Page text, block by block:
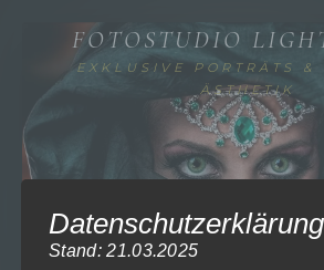
springen
Light-Style - Professionelle
authentisch, kreativ,
0 Produkte
Facebook
E-
Mail
Instagram
YouTube
FOTOSTUDIO
Menü
Mobiles
Menü
Mobiles
Menü
Iris-Fotos
FOTOSTUDIO
EXKLUSIVE PORTRÄTS &
ÄSTHETIK
Datenschutzerklärung
Stand: 21.03.2025